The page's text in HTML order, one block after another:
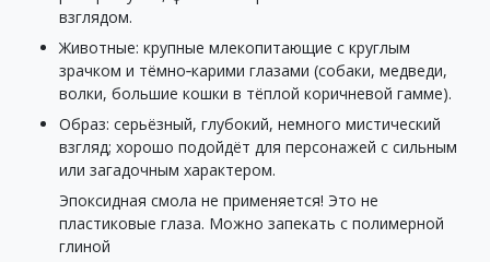
взглядом.
Животные: крупные млекопитающие с круглым
зрачком и тёмно‑карими глазами (собаки, медведи,
волки, большие кошки в тёплой коричневой гамме).
Образ: серьёзный, глубокий, немного мистический
взгляд; хорошо подойдёт для персонажей с сильным
или загадочным характером.
Эпоксидная смола не применяется! Это не
пластиковые глаза. Можно запекать с полимерной
глиной